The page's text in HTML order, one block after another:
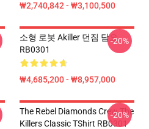
₩2,740,842 - ₩3,100,500
소형 로봇 Akiller 던짐 담요
RB0301
₩4,685,200 - ₩8,957,000
-20%
The Rebel Diamonds Crew The
Killers Classic TShirt RB0301
-20%